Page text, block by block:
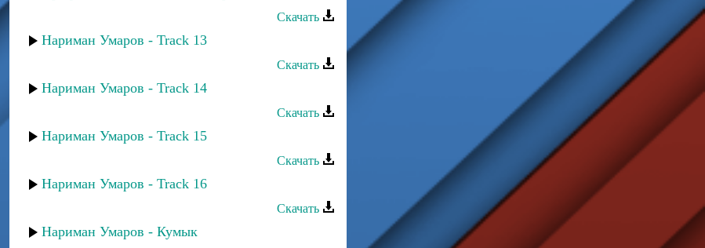
Скачать
Нариман Умаров - Track 13
Скачать
Нариман Умаров - Track 14
Скачать
Нариман Умаров - Track 15
Скачать
Нариман Умаров - Track 16
Скачать
Нариман Умаров - Кумык